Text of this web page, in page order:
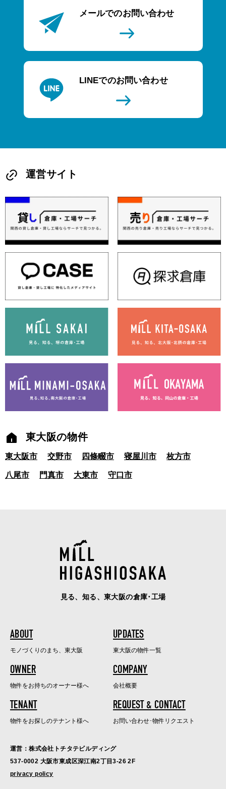
メールでのお問い合わせ
LINEでのお問い合わせ
運営サイト
東大阪の物件
東大阪市 交野市 四條畷市 寝屋川市 枚方市
八尾市 門真市 大東市 守口市
見る、知る、東大阪の倉庫･工場
ABOUT
モノづくりのまち、東大阪
UPDATES
東大阪の物件一覧
OWNER
物件をお持ちのオーナー様へ
COMPANY
会社概要
TENANT
物件をお探しのテナント様へ
REQUEST & CONTACT
お問い合わせ･物件リクエスト
運営：株式会社トチタテビルディング
537-0002 大阪市東成区深江南2丁目3-26 2F
privacy policy